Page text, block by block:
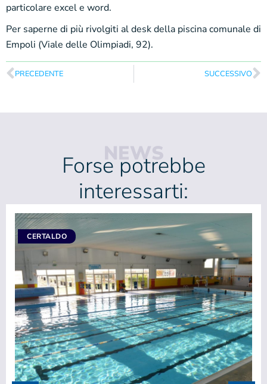
particolare excel e word.
Per saperne di più rivolgiti al desk della piscina comunale di
Empoli (Viale delle Olimpiadi, 92).
PRECEDENTE SUCCESSIVO
NEWS
Forse potrebbe
interessarti:
CERTALDO